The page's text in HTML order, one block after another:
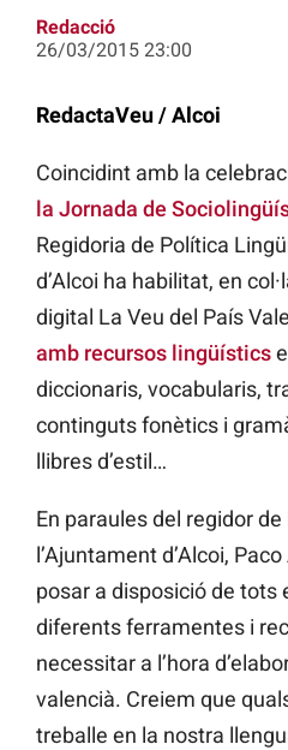
Redacció
26/03/2015 23:00
RedactaVeu / Alcoi
Coincidint amb la
la Jornada de
Regidoria de Política
d’Alcoi ha habilitat, en
digital La Veu del País
amb recursos lingüístics
diccionaris, vocabularis,
continguts fonètics i
llibres d’estil…
En paraules del regidor
l’Ajuntament d’Alcoi,
posar a disposició de tots
diferents ferramentes i
necessitar a l’hora
valencià. Creiem que
treballe en la nostra